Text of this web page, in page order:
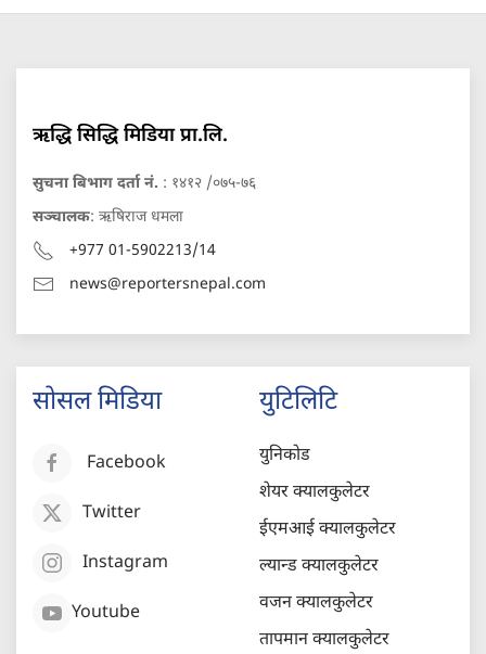
ऋद्धि सिद्धि मिडिया प्रा.लि.
सुचना बिभाग दर्ता नं. : १४१२ /०७५-७६
सञ्चालक: ऋषिराज धमला
+977 01-5902213/14
news@reportersnepal.com
सोसल मिडिया
Facebook
Twitter
Instagram
Youtube
युटिलिटि
युनिकोड
शेयर क्यालकुलेटर
ईएमआई क्यालकुलेटर
ल्यान्ड क्यालकुलेटर
वजन क्यालकुलेटर
तापमान क्यालकुलेटर